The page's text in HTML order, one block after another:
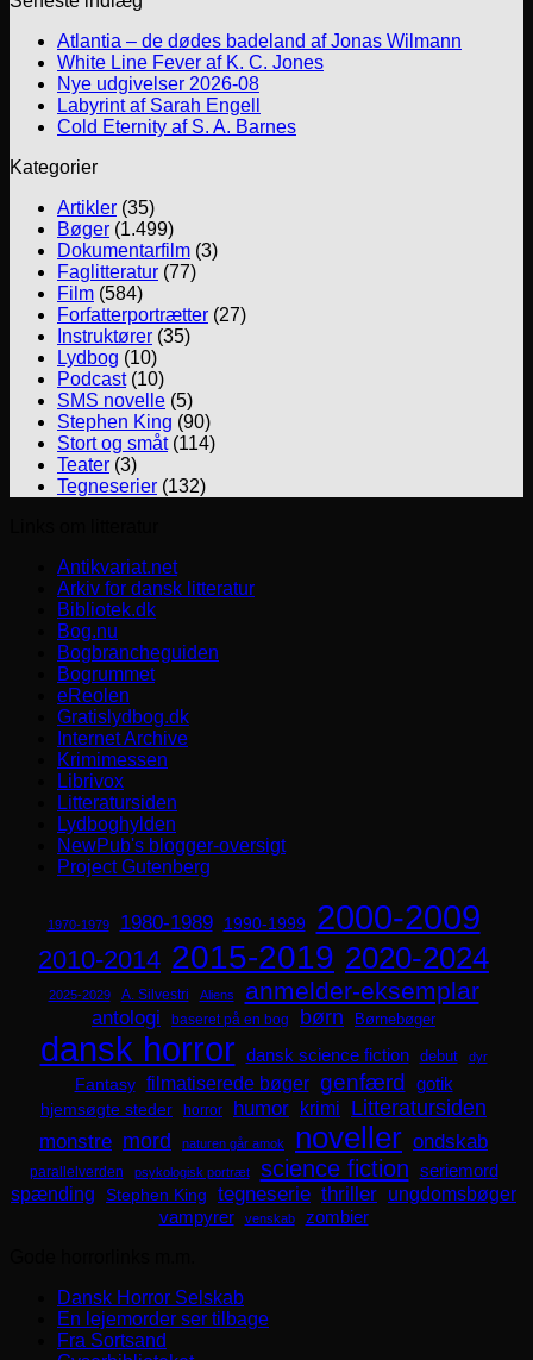
Atlantia – de dødes badeland af Jonas Wilmann
White Line Fever af K. C. Jones
Nye udgivelser 2026-08
Labyrint af Sarah Engell
Cold Eternity af S. A. Barnes
Kategorier
Artikler (35)
Bøger (1.499)
Dokumentarfilm (3)
Faglitteratur (77)
Film (584)
Forfatterportrætter (27)
Instruktører (35)
Lydbog (10)
Podcast(10)
SMS novelle (5)
Stephen King (90)
Stort og småt(114)
Teater (3)
Tegneserier (132)
Antikvariat.net
Arkiv for dansk litteratur
Bibliotek.dk
Bog.nu
Bogbrancheguiden
Bogrummet
eReolen
Gratislydbog.dk
Internet Archive
Krimimessen
Librivox
Litteratursiden
Lydboghylden
NewPub's blogger-oversigt
Project Gutenberg
1970-1979 1980-1989 1990-1999 2000-2009
2010-2014 2015-2019 2020-2024
2025-2029 A. Silvestri Aliens anmelder-eksemplar
antologi baseret på en bog børn Børnebøger
dansk horror dansk science fiction debut dyr
Fantasy filmatiserede bøger genfærd
gotik
hjemsøgte steder
horror humor krimi Litteratursiden
monstre mord naturen går amok noveller ondskab
parallelverden psykologisk portræt science fiction seriemord
spænding Stephen King tegneserie thriller ungdomsbøger
vampyrer venskab
zombier
Dansk Horror Selskab
En lejemorder ser tilbage
Fra Sortsand